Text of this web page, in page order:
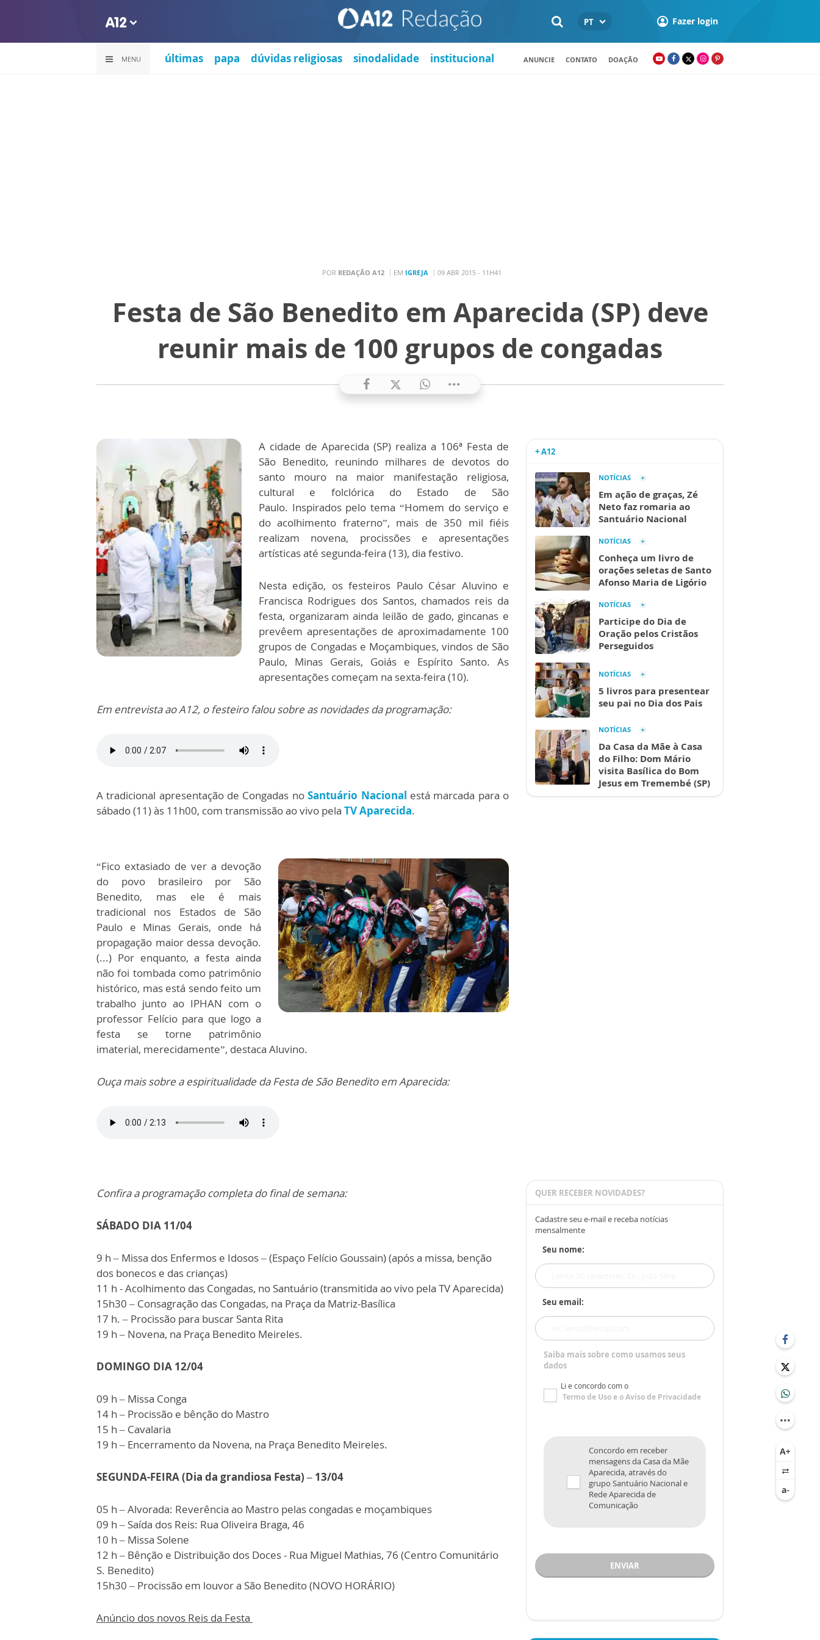
PT Fazer login
MENU últimas papa dúvidas religiosas sinodalidade institucional ANUNCIE CONTATO DOAÇÃO
POR REDAÇÃO A12 EM IGREJA 09 ABR 2015 - 11H41
Festa de São Benedito em Aparecida (SP) deve
reunir mais de 100 grupos de congadas
A cidade de Aparecida (SP) realiza a 106ª Festa de
São Benedito, reunindo milhares de devotos do
santo mouro na maior manifestação religiosa,
cultural e folclórica do Estado de São
Paulo. Inspirados pelo tema “Homem do serviço e
do acolhimento fraterno”, mais de 350 mil fiéis
realizam novena, procissões e apresentações
artísticas até segunda-feira (13), dia festivo.
Nesta edição, os festeiros Paulo César Aluvino e
Francisca Rodrigues dos Santos, chamados reis da
festa, organizaram ainda leilão de gado, gincanas e
prevêem apresentações de aproximadamente 100
grupos de Congadas e Moçambiques, vindos de São
Paulo, Minas Gerais, Goiás e Espírito Santo. As
apresentações começam na sexta-feira (10).
Em entrevista ao A12, o festeiro falou sobre as novidades da programação:
A tradicional apresentação de Congadas noSantuário Nacional está marcada para o
sábado (11) às 11h00, com transmissão ao vivo pela TV Aparecida.
“Fico extasiado de ver a devoção
do povo brasileiro por São
Benedito, mas ele é mais
tradicional nos Estados de São
Paulo e Minas Gerais, onde há
propagação maior dessa devoção.
(...) Por enquanto, a festa ainda
não foi tombada como patrimônio
histórico, mas está sendo feito um
trabalho junto ao IPHAN com o
professor Felício para que logo a
festa se torne patrimônio
imaterial, merecidamente”, destaca Aluvino.
Ouça mais sobre a espiritualidade da Festa de São Benedito em Aparecida:
Confira a programação completa do final de semana:
SÁBADO DIA 11/04
9 h – Missa dos Enfermos e Idosos – (Espaço Felício Goussain) (após a missa, benção
dos bonecos e das crianças)
11 h - Acolhimento das Congadas, no Santuário (transmitida ao vivo pela TV Aparecida)
15h30 – Consagração das Congadas, na Praça da Matriz-Basílica
17 h. – Procissão para buscar Santa Rita
19 h – Novena, na Praça Benedito Meireles.
DOMINGO DIA 12/04
09 h – Missa Conga
14 h – Procissão e bênção do Mastro
15 h – Cavalaria
19 h – Encerramento da Novena, na Praça Benedito Meireles.
SEGUNDA-FEIRA (Dia da grandiosa Festa) – 13/04
05 h – Alvorada: Reverência ao Mastro pelas congadas e moçambiques
09 h – Saída dos Reis: Rua Oliveira Braga, 46
10 h – Missa Solene
12 h – Bênção e Distribuição dos Doces - Rua Miguel Mathias, 76 (Centro Comunitário
S. Benedito)
15h30 – Procissão em louvor a São Benedito (NOVO HORÁRIO)
Anúncio dos novos Reis da Festa
+ A12
NOTÍCIAS
Em ação de graças, Zé
Neto faz romaria ao
Santuário Nacional
NOTÍCIAS
Conheça um livro de
orações seletas de Santo
Afonso Maria de Ligório
NOTÍCIAS
Participe do Dia de
Oração pelos Cristãos
Perseguidos
NOTÍCIAS
5 livros para presentear
seu pai no Dia dos Pais
NOTÍCIAS
Da Casa da Mãe à Casa
do Filho: Dom Mário
visita Basílica do Bom
Jesus em Tremembé (SP)
QUER RECEBER NOVIDADES?
Cadastre seu e-mail e receba notícias
mensalmente
Seu nome:
Seu email:
Saiba mais sobre como usamos seus
dados
Li e concordo com o
Termo de Usoe oAviso de Privacidade
Concordo em receber
mensagens da Casa da Mãe
Aparecida, através do
grupo Santuário Nacional e
Rede Aparecida de
Comunicação
ENVIAR